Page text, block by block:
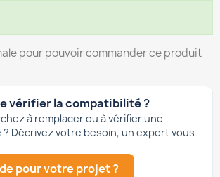
pour pouvoir commander ce produit
vérifier la compatibilité ?
à remplacer ou à vérifier une
Décrivez votre besoin, un expert vous
pour votre projet ?